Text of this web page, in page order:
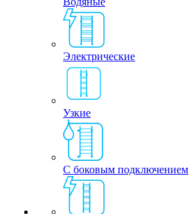
Электрические
Узкие
С боковым подключением